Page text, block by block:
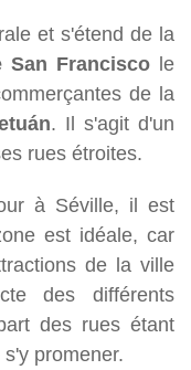
et s'étend de la
San Franciscole
de la
. Il s'agit d'un
rues étroites.
à Séville, il est
est idéale, car
de la ville
des différents
des rues étant
promener.